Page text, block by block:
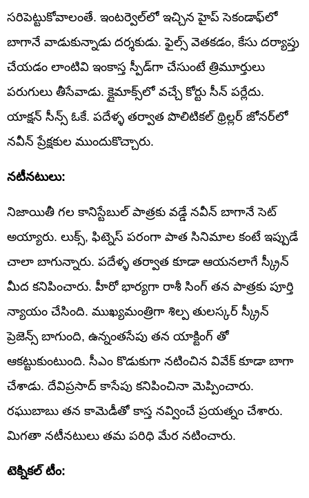
సరిపెట్టుకోవాలంతే. ఇంటర్వెల్‌లో ఇచ్చిన హైప్ సెకండాఫ్‌లో
బాగానే వాడుకున్నాడు దర్శకుడు. ఫైల్స్ వెతకడం, కేసు దర్యాప్తు
చేయడం లాంటివి ఇంకాస్త స్పీడ్‌గా చేసుంటే త్రిమూర్తులు
పరుగులు తీసేవాడు. క్లైమాక్స్‌లో వచ్చే కోర్టు సీన్ పర్లేదు.
యాక్షన్ సీన్స్ ఓకే. పదేళ్ళ తర్వాత పొలిటికల్ థ్రిల్లర్ జోనర్‌లో
నవీన్ ప్రేక్షకుల ముందుకొచ్చారు.
నటీనటులు:
నిజాయితీ గల కానిస్టేబుల్ పాత్రకు వడ్డే నవీన్ బాగానే సెట్
అయ్యారు. లుక్స్, ఫిట్నెస్ పరంగా పాత సినిమాల కంటే ఇప్పుడే
చాలా బాగున్నారు. పదేళ్ళ తర్వాత కూడా ఆయనలాగే స్క్రీన్
మీద కనిపించారు. హీరో భార్యగా రాశీ సింగ్ తన పాత్రకు పూర్తి
న్యాయం చేసింది. ముఖ్యమంత్రిగా శిల్ప తులస్కర్ స్క్రీన్
ప్రెజెన్స్ బాగుంది, ఉన్నంతసేపు తన యాక్టింగ్ తో
ఆకట్టుకుంటుంది. సీఎం కొడుకుగా నటించిన వివేక్ కూడా బాగా
చేశాడు. దేవిప్రసాద్ కాసేపు కనిపించినా మెప్పించారు.
రఘుబాబు తన కామెడీతో కాస్త నవ్వించే ప్రయత్నం చేశారు.
మిగతా నటీనటులు తమ పరిధి మేర నటించారు.
టెక్నికల్ టీం: